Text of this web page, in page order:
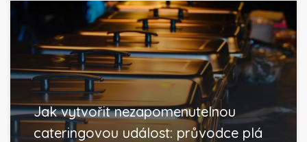
Jak vytvořit nezapomenutelnou
cateringovou událost: průvodce plá